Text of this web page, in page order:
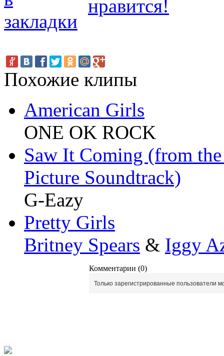
Похожие клипы
American Girls
ONE OK ROCK
Saw It Coming (from
Picture Soundtrack)
G-Eazy
Pretty Girls
Britney Spears & Iggy
Комментарии (0)
Только зарегистрированные пользователи